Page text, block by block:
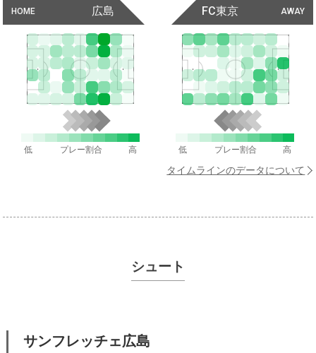
HOME 広島 AWAY
FC東京
低 プレー割合 高 低 プレー割合 高
タイムラインのデータについて
シュート
サンフレッチェ広島